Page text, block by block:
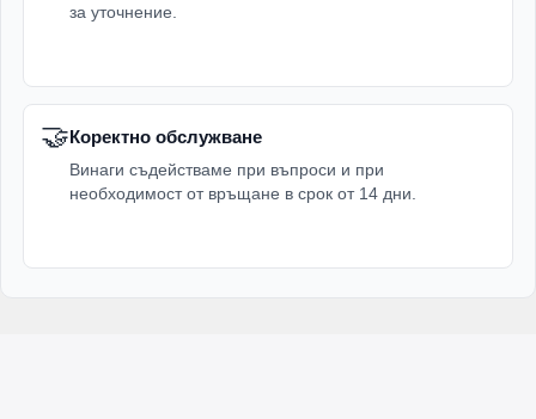
за уточнение.
🤝Коректно обслужване
Винаги съдействаме при въпроси и при
необходимост от връщане в срок от 14 дни.